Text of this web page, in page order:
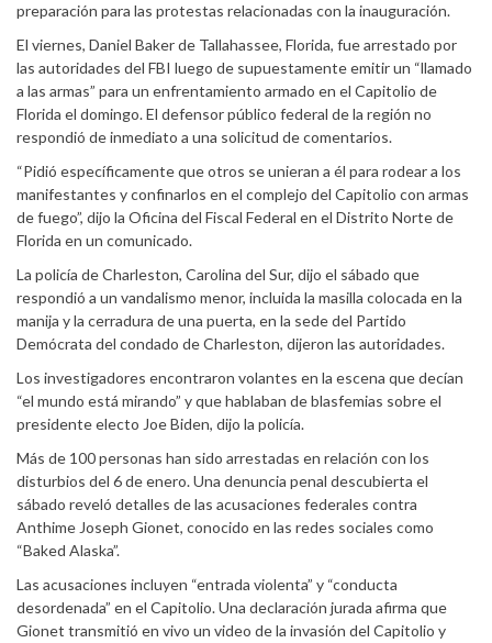
preparación para las protestas relacionadas con la inauguración.
El viernes, Daniel Baker de Tallahassee, Florida, fue arrestado por
las autoridades del FBI luego de supuestamente emitir un “llamado
a las armas” para un enfrentamiento armado en el Capitolio de
Florida el domingo. El defensor público federal de la región no
respondió de inmediato a una solicitud de comentarios.
“Pidió específicamente que otros se unieran a él para rodear a los
manifestantes y confinarlos en el complejo del Capitolio con armas
de fuego”, dijo la Oficina del Fiscal Federal en el Distrito Norte de
Florida en un comunicado.
La policía de Charleston, Carolina del Sur, dijo el sábado que
respondió a un vandalismo menor, incluida la masilla colocada en la
manija y la cerradura de una puerta, en la sede del Partido
Demócrata del condado de Charleston, dijeron las autoridades.
Los investigadores encontraron volantes en la escena que decían
“el mundo está mirando” y que hablaban de blasfemias sobre el
presidente electo Joe Biden, dijo la policía.
Más de 100 personas han sido arrestadas en relación con los
disturbios del 6 de enero. Una denuncia penal descubierta el
sábado reveló detalles de las acusaciones federales contra
Anthime Joseph Gionet, conocido en las redes sociales como
“Baked Alaska”.
Las acusaciones incluyen “entrada violenta” y “conducta
desordenada” en el Capitolio. Una declaración jurada afirma que
Gionet transmitió en vivo un video de la invasión del Capitolio y